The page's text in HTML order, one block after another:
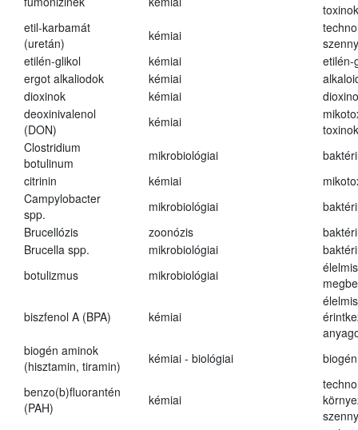
toxinok
etil-karbamát
(uretán)
kémiai
etilén-glikol
kémiai
etilén-
ergot alkaliodok
kémiai
dioxinok
kémiai
deoxinivalenol
(DON)
kémiai
toxinok
Clostridium
botulinum
mikrobiológiai
citrinin
kémiai
Campylobacter
spp.
mikrobiológiai
Brucellózis
zoonózis
Brucella spp.
mikrobiológiai
botulizmus
mikrobiológiai
biszfenol A (BPA) kémiai
biogén aminok
(hisztamin, tiramin)
kémiai - biológiai
benzo(b)fluorantén
(PAH)
kémiai